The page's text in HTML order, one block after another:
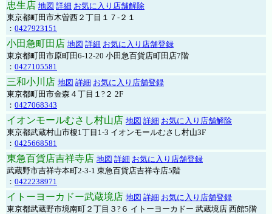
忠生店 地図 詳細 お気に入り店舗解除
東京都町田市木曽西２丁目１７-２１
： 0427923151
小田急町田店 地図 詳細 お気に入り店舗登録
東京都町田市原町田6-12-20 小田急百貨店町田店7階
： 0427105581
三和小川店 地図 詳細 お気に入り店舗登録
東京都町田市金森４丁目１?２ 2F
： 0427068343
イオンモールむさし村山店 地図 詳細 お気に入り店舗解除
東京都武蔵村山市榎1丁目1-3 イオンモールむさし村山3F
： 0425668581
東急百貨店吉祥寺店 地図 詳細 お気に入り店舗登録
武蔵野市吉祥寺本町2-3-1 東急百貨店吉祥寺店5階
： 0422238971
イトーヨーカドー武蔵境店 地図 詳細 お気に入り店舗登録
東京都武蔵野市境南町２丁目３?６ イトーヨーカドー 武蔵境店 西館5階